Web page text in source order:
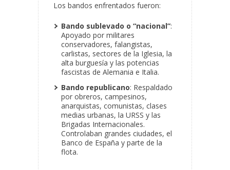
Los bandos enfrentados fueron:
Bando sublevado o “nacional”:
Apoyado por militares
conservadores, falangistas,
carlistas, sectores de la Iglesia, la
alta burguesía y las potencias
fascistas de Alemania e Italia.
Bando republicano: Respaldado
por obreros, campesinos,
anarquistas, comunistas, clases
medias urbanas, la URSS y las
Brigadas Internacionales.
Controlaban grandes ciudades, el
Banco de España y parte de la
flota.